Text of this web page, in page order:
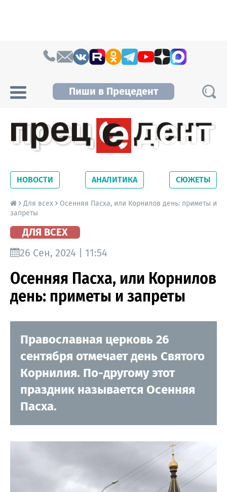
Пиши в Прецедент
Новосибирской области. Читайте свежие
новости на сайте сетевого издания
Precedent.
НОВОСТИ АНАЛИТИКА СЮЖЕТЫ
Для всех
Осенняя Пасха, или Корнилов день: приметы и
запреты
ДЛЯ ВСЕХ
26 Сен, 2024 | 11:54
Осенняя Пасха, или Корнилов
день: приметы и запреты
Православная церковь 26
сентября отмечает день Святого
Корнилия. По-другому этот
праздник называется Осенняя
Пасха.